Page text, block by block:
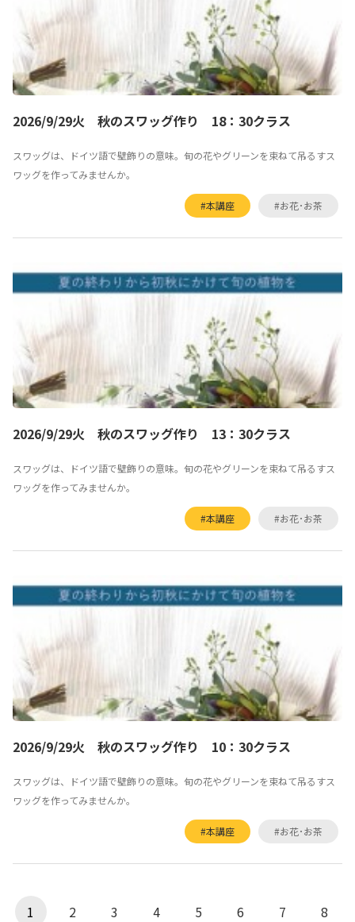
2026/9/29火 秋のスワッグ作り 18：30クラス
スワッグは、ドイツ語で壁飾りの意味。旬の花やグリーンを束ねて吊るすス
ワッグを作ってみませんか。
#本講座 #お花･お茶
2026/9/29火 秋のスワッグ作り 13：30クラス
スワッグは、ドイツ語で壁飾りの意味。旬の花やグリーンを束ねて吊るすス
ワッグを作ってみませんか。
#本講座 #お花･お茶
2026/9/29火 秋のスワッグ作り 10：30クラス
スワッグは、ドイツ語で壁飾りの意味。旬の花やグリーンを束ねて吊るすス
ワッグを作ってみませんか。
#本講座 #お花･お茶
1 2 3 4 5 6 7
8